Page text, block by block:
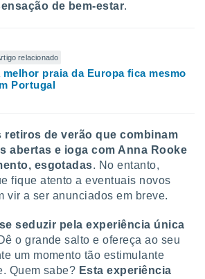
de bem-estar.
relacionado
melhor praia da Europa fica mesmo
Portugal
retiros de verão que combinam
abertas e ioga com Anna Rooke
esgotadas. No entanto,
fique atento a eventuais novos
vir a ser anunciados em breve.
seduzir pela experiência única
o grande salto e ofereça ao seu
um momento tão estimulante
Quem sabe? Esta experiência